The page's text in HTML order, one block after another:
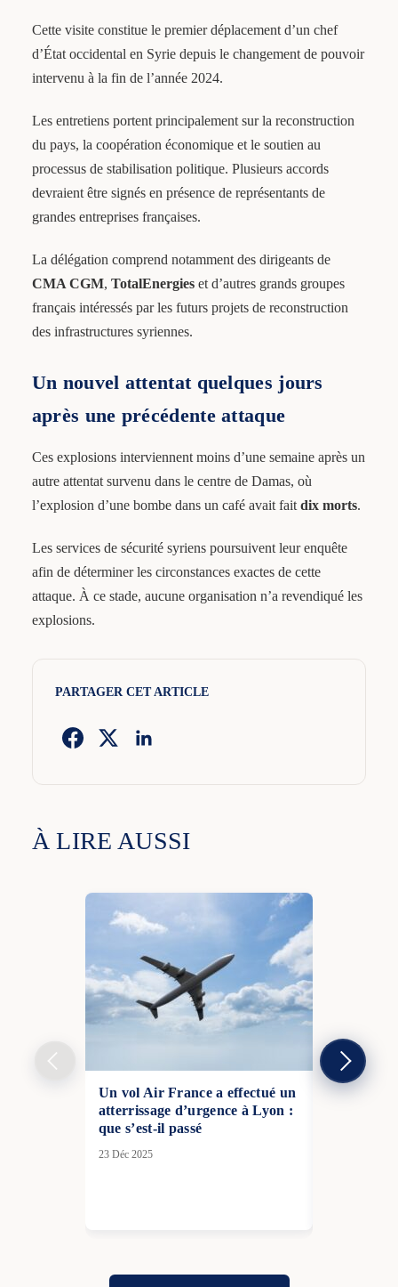
Cette visite constitue le premier déplacement d’un chef
d’État occidental en Syrie depuis le changement de pouvoir
intervenu à la fin de l’année 2024.
Les entretiens portent principalement sur la reconstruction
du pays, la coopération économique et le soutien au
processus de stabilisation politique. Plusieurs accords
devraient être signés en présence de représentants de
grandes entreprises françaises.
La délégation comprend notamment des dirigeants de
CMA CGM, TotalEnergieset d’autres grands groupes
français intéressés par les futurs projets de reconstruction
des infrastructures syriennes.
Un nouvel attentat quelques jours
après une précédente attaque
Ces explosions interviennent moins d’une semaine après un
autre attentat survenu dans le centre de Damas, où
l’explosion d’une bombe dans un café avait fait dix morts.
Les services de sécurité syriens poursuivent leur enquête
afin de déterminer les circonstances exactes de cette
attaque. À ce stade, aucune organisation n’a revendiqué les
explosions.
PARTAGER CET ARTICLE
À LIRE AUSSI
Un vol Air France a effectué un
atterrissage d’urgence à Lyon :
que s’est-il passé
23 Déc 2025
La